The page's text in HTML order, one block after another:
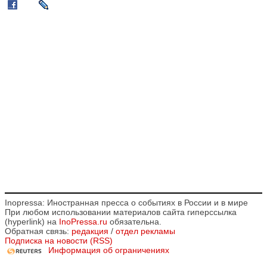
Inopressa: Иностранная пресса о событиях в России и в мире
При любом использовании материалов сайта гиперссылка
(hyperlink) на InoPressa.ru обязательна.
Обратная связь: редакция / отдел рекламы
Подписка на новости (RSS)
Информация об ограничениях